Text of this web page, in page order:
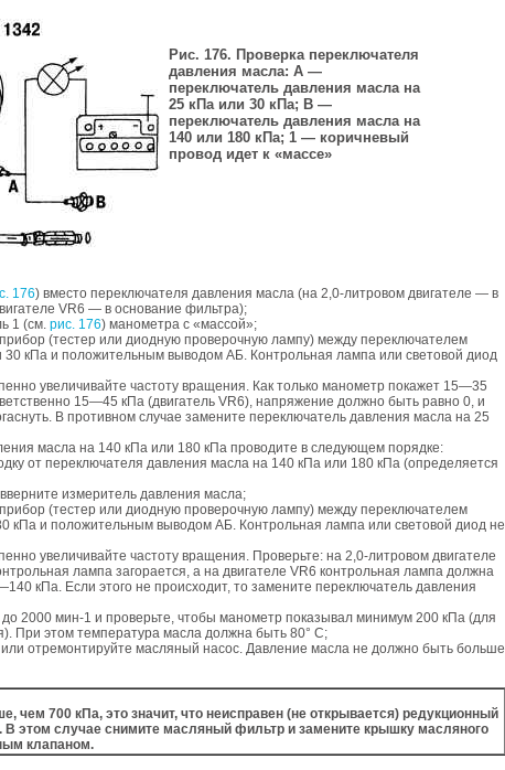
Рис. 176. Проверка переключателя
давления масла: A —
переключатель давления масла на
25 кПа или 30 кПа; B —
переключатель давления масла на
140 или 180 кПа; 1 — коричневый
провод идет к «массе»
176) вместо переключателя давления масла (на 2,0-литровом двигателе — в
VR6 — в основание фильтра);
1 (см.рис. 176) манометра с «массой»;
(тестер или диодную проверочную лампу) между переключателем
30 кПа и положительным выводом АБ. Контрольная лампа или световой диод
увеличивайте частоту вращения. Как только манометр покажет 15—35
15—45 кПа (двигатель VR6), напряжение должно быть равно 0, и
В противном случае замените переключатель давления масла на 25
масла на 140 кПа или 180 кПа проводите в следующем порядке:
от переключателя давления масла на 140 кПа или 180 кПа (определяется
измеритель давления масла;
(тестер или диодную проверочную лампу) между переключателем
кПа и положительным выводом АБ. Контрольная лампа или световой диод не
увеличивайте частоту вращения. Проверьте: на 2,0-литровом двигателе
лампа загорается, а на двигателе VR6 контрольная лампа должна
кПа. Если этого не происходит, то замените переключатель давления
до 2000 мин-1 и проверьте, чтобы манометр показывал минимум 200 кПа (для
При этом температура масла должна быть 80° C;
или отремонтируйте масляный насос. Давление масла не должно быть больше
чем 700 кПа, это значит, что неисправен (не открывается) редукционный
В этом случае снимите масляный фильтр и замените крышку масляного
клапаном.